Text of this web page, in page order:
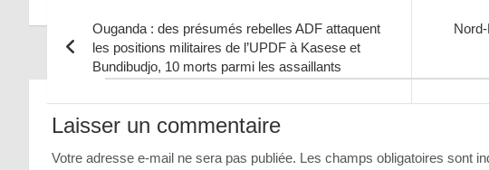
Navigation
de
l’article
Ouganda : des présumés rebelles ADF attaquent
les positions militaires de l’UPDF à Kasese et
Bundibudjo, 10 morts parmi les assaillants
Laisser un commentaire
Votre adresse e-mail ne sera pas publiée. Les champs obligatoires sont